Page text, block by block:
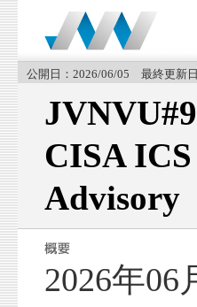
公開日：2026/06/05 最終更新
CISA
Advisory
2026年